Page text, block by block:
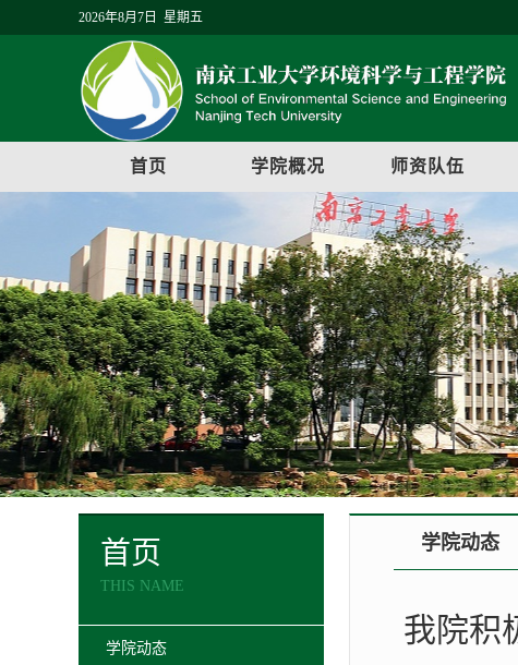
2026年8月7日 星期五
首页 学院概况 师资队伍
首页
THIS NAME
学院动态
学院动态
我院积